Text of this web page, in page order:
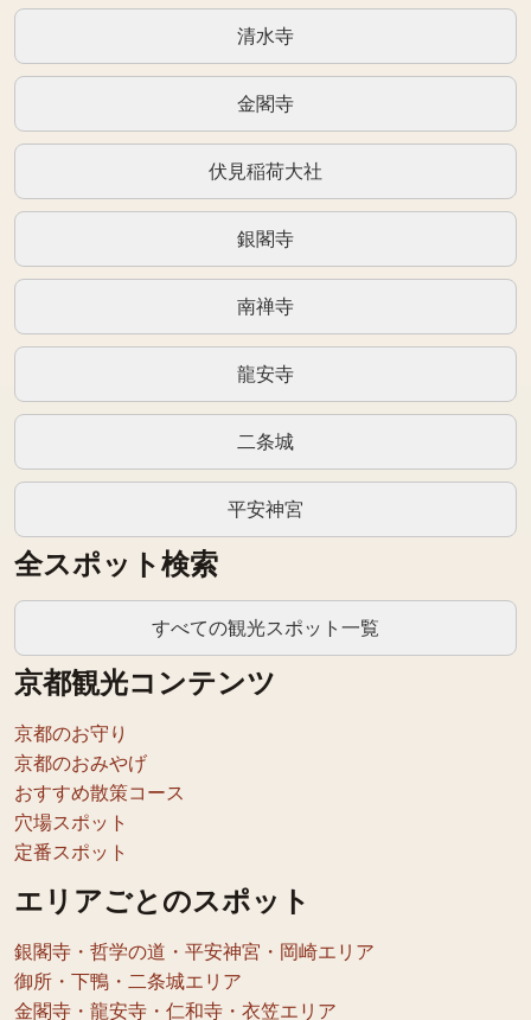
清水寺
金閣寺
伏見稲荷大社
銀閣寺
南禅寺
龍安寺
二条城
平安神宮
全スポット検索
すべての観光スポット一覧
京都観光コンテンツ
京都のお守り
京都のおみやげ
おすすめ散策コース
穴場スポット
定番スポット
エリアごとのスポット
銀閣寺・哲学の道・平安神宮・岡崎エリア
御所・下鴨・二条城エリア
金閣寺・龍安寺・仁和寺・衣笠エリア